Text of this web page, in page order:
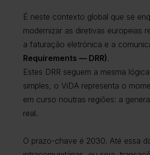
É neste contexto global que se
modernizar as diretivas europeias
a faturação eletrónica e a
Requirements — DRR).
Estes DRR seguem a mesma
simples, o ViDA representa o
em curso noutras regiões: a
real.
O prazo-chave é 2030. Até essa